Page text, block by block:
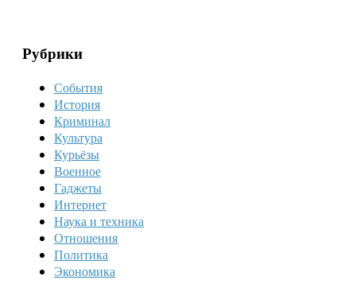
Рубрики
События
История
Криминал
Культура
Курьёзы
Военное
Гаджеты
Интернет
Наука и техника
Отношения
Политика
Экономика